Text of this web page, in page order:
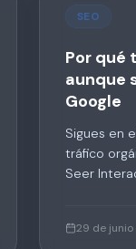
SEO
Por qué
aunque
Google
Sigues en
tráfico
Seer
qué — y
29 de